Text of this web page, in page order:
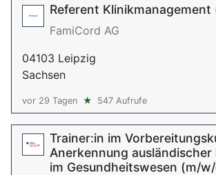
Referent
FamiCord AG
04103 Leipzig
Sachsen
vor 29 Tagen ★ 547 Aufrufe
Trainer:in im
Anerkennung
im Gesundheitswesen (m/